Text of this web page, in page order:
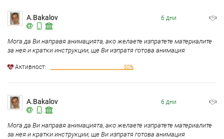
A.Bakalov
Мога да Ви направя анимацията, ако желаете изпратете материалите
за нея и кратки инструкции, ще Ви изпратя готова анимация
Aктивност: 50%
6 дни
A.Bakalov
Мога да Ви направя анимацията, ако желаете изпратете материалите
за нея и кратки инструкции, ще Ви изпратя готова анимация
6 дни